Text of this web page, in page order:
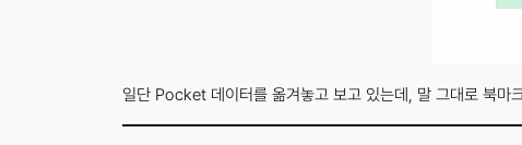
일단 Pocket 데이터를 옮겨놓고 보고 있는데, 말 그대로 북마